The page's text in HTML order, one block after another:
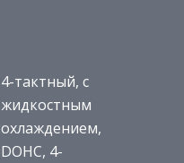
4-тактный, с
жидкостным
охлаждением,
DOHC, 4-